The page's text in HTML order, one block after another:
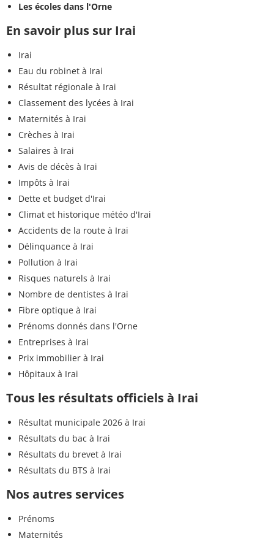
Les écoles dans l'Orne
En savoir plus sur Irai
Irai
Eau du robinet à Irai
Résultat régionale à Irai
Classement des lycées à Irai
Maternités à Irai
Crèches à Irai
Salaires à Irai
Avis de décès à Irai
Impôts à Irai
Dette et budget d'Irai
Climat et historique météo d'Irai
Accidents de la route à Irai
Délinquance à Irai
Pollution à Irai
Risques naturels à Irai
Nombre de dentistes à Irai
Fibre optique à Irai
Prénoms donnés dans l'Orne
Entreprises à Irai
Prix immobilier à Irai
Hôpitaux à Irai
Tous les résultats officiels à Irai
Résultat municipale 2026 à Irai
Résultats du bac à Irai
Résultats du brevet à Irai
Résultats du BTS à Irai
Nos autres services
Prénoms
Maternités